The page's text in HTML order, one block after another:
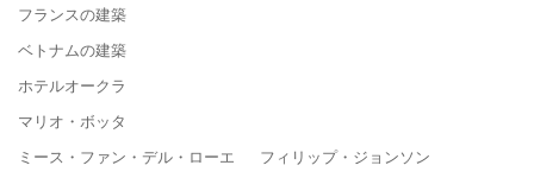
フランスの建築
ベトナムの建築
ホテルオークラ
マリオ・ボッタ
ミース・ファン・デル・ローエ フィリップ・ジョンソン